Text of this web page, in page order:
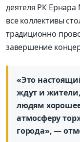
деятеля РК
все коллективы
традиционно
завершение
«Это
ждут и
людям
атмосферу
города», —